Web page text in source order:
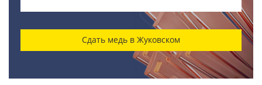
Сдать медь в Жуковском